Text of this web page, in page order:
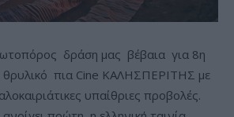
δράση μας βέβαια για 8η
θρυλικό πια Cine ΚΑΛΗΣΠΕΡΙΤΗΣ με
υπαίθριες προβολές.